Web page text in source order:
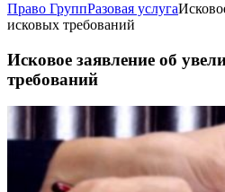
Право ГруппРазовая услуга
исковых требований
Исковое заявление об
требований